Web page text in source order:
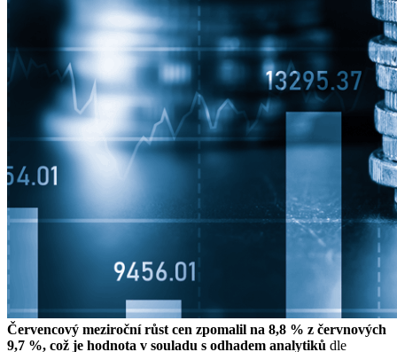
Červencový meziroční růst cen zpomalil na 8,8 % z červnových
9,7 %, což je hodnota v souladu s odhadem analytiků dle